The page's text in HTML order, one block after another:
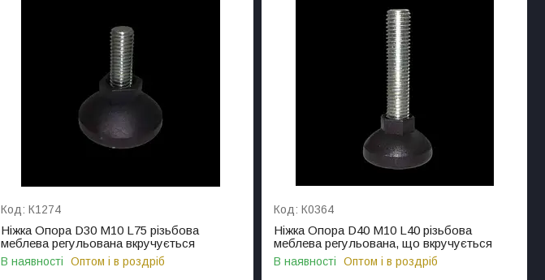
К1274
Ніжка Опора D30 M10 L75 різьбова
меблева регульована вкручується
В наявності Оптом і в роздріб
К0364
Ніжка Опора D40 M10 L40 різьбова
меблева регульована, що вкручується
В наявності Оптом і в роздріб